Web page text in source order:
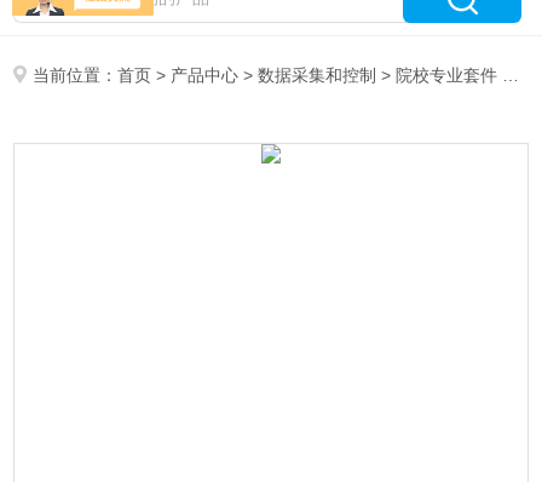
当前位置：首页 > 产品中心 >数据采集和控制 >院校专业套件